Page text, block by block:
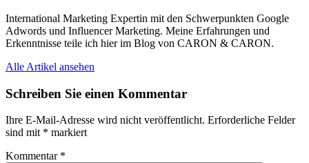
International Marketing Expertin mit den Schwerpunkten Google
Adwords und Influencer Marketing. Meine Erfahrungen und
Erkenntnisse teile ich hier im Blog von CARON & CARON.
Alle Artikel ansehen
Schreiben Sie einen Kommentar
Ihre E-Mail-Adresse wird nicht veröffentlicht. Erforderliche Felder
sind mit * markiert
Kommentar *